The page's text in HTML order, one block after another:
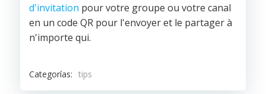
d'invitation pour votre groupe ou votre canal
en un code QR pour l'envoyer et le partager à
n'importe qui.
Categorías: tips